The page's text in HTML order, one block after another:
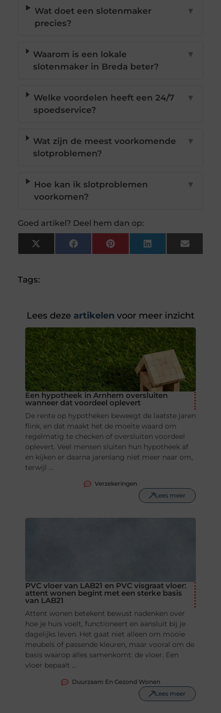
Wat doet een slotenmaker
precies?
▼
Waarom is een lokale
slotenmaker in Breda beter?
▼
Welke voordelen heeft een 24/7
spoedservice?
▼
Wat zijn de meest voorkomende
slotproblemen?
▼
Hoe kan ik slotproblemen
voorkomen?
▼
Goed artikel? Deel hem dan op:
X
(Twitter)
FacebookPinterestLinkedInEmail
Tags:
Lees deze artikelen voor meer inzicht
Een hypotheek in Arnhem oversluiten
wanneer dat voordeel oplevert
De rente op hypotheken beweegt de laatste jaren
flink, en dat maakt het de moeite waard om
regelmatig te checken of oversluiten voordeel
oplevert. Veel mensen sluiten hun hypotheek af
en kijken er daarna jarenlang niet meer naar om,
terwijl ...
Verzekeringen
Lees meer
PVC vloer van LAB21 en PVC visgraat vloer:
attent wonen begint met een sterke basis
van LAB21
Attent wonen betekent bewust nadenken over
hoe je huis voelt, functioneert en aansluit bij je
dagelijks leven. Het gaat niet alleen om mooie
meubels of passende kleuren, maar vooral om de
basis waarop alles samenkomt: de vloer. Een
vloer bepaalt ...
Duurzaam En Gezond Wonen
Lees meer